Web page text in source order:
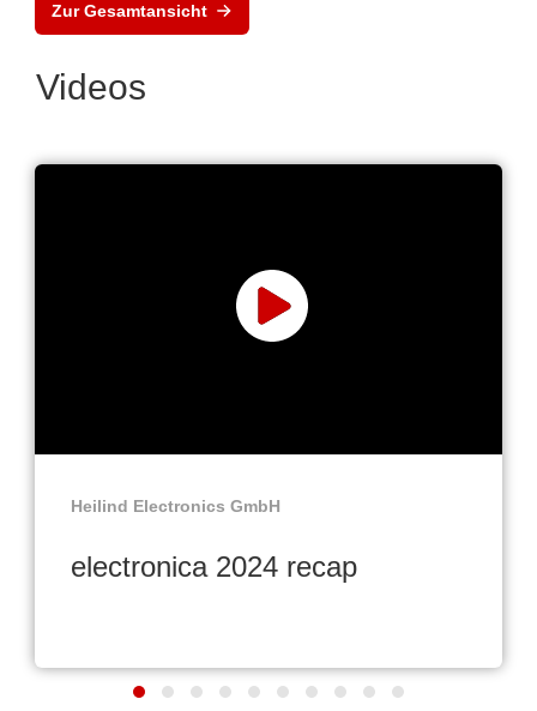
Zur Gesamtansicht
Videos
Heilind Electronics GmbH
electronica 2024 recap